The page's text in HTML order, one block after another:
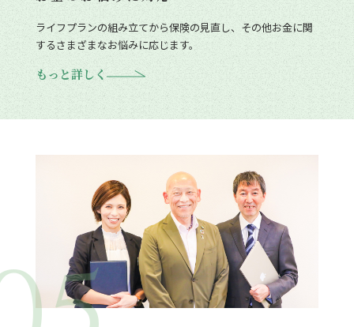
ライフプランの組み立てから保険の見直し、その他お金に関
するさまざまなお悩みに応じます。
もっと詳しく